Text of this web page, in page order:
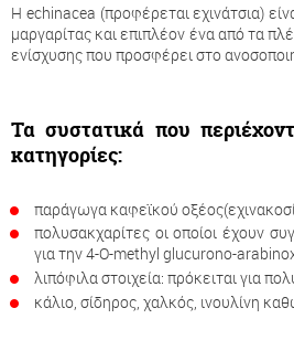
Η echinacea (προφέρεται εχινάτσια)
μαργαρίτας και επιπλέον ένα από τα
ενίσχυσης που προσφέρει στο
Τα συστατικά που
κατηγορίες:
παράγωγα καφεϊκού
πολυσακχαρίτες οι οποίοι έχουν
για την 4-O-methyl glucurono-
λιπόφιλα στοιχεία: πρόκειται για
κάλιο, σίδηρος, χαλκός, ινουλίνη